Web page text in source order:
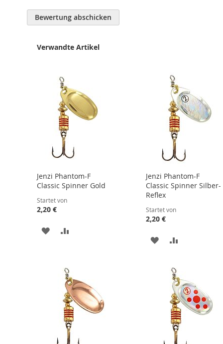
Bewertung abschicken
Verwandte Artikel
Jenzi Phantom-F
Classic Spinner Gold
Startet von
2,20 €
ZUR
Jenzi Phantom-F
Classic Spinner Silber-
Reflex
Startet von
2,20 €
ZUR
HINZUFÜGEN